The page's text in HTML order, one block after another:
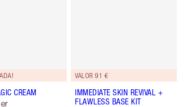
CREAM
VALOR 91 €
IMMEDIATE SKIN REVIVAL +
FLAWLESS BASE KIT